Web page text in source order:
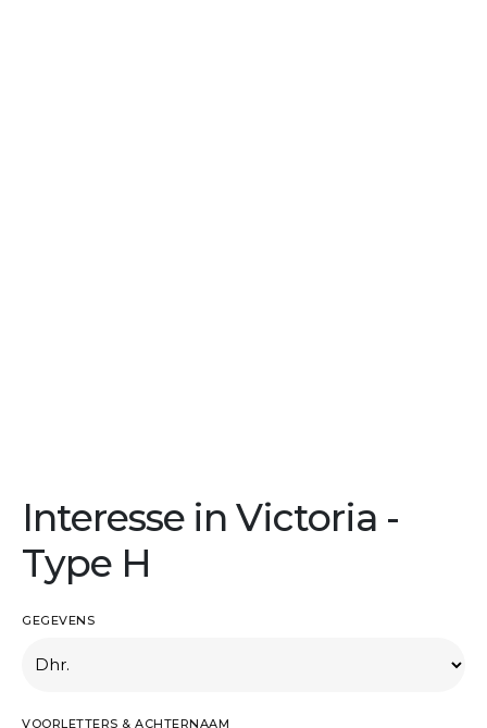
Interesse in Victoria -
Type H
GEGEVENS
VOORLETTERS & ACHTERNAAM